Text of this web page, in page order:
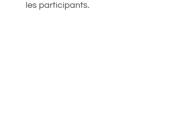
les participants.